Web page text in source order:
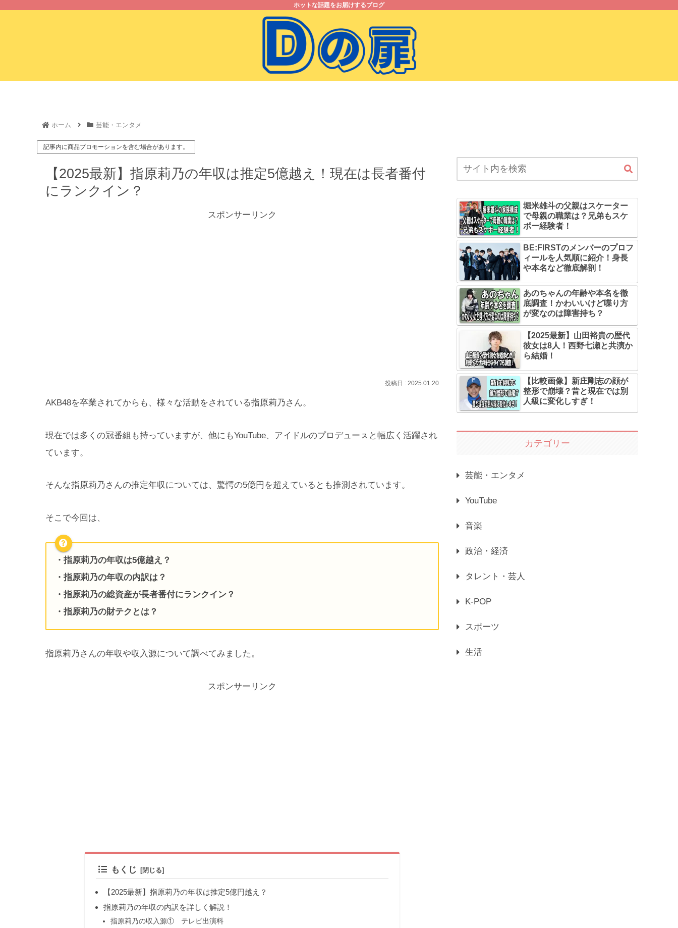
ホットな話題をお届けするブログ
ホーム 芸能・エンタメ
記事内に商品プロモーションを含む場合があります。
【2025最新】指原莉乃の年収は推定5億越え！現在は長者番付
にランクイン？
スポンサーリンク
2025.01.20
AKB48を卒業されてからも、様々な活動をされている指原莉乃さん。
現在では多くの冠番組も持っていますが、他にもYouTube、アイドルのプロデューㇲと幅広く活躍され
ています。
そんな指原莉乃さんの推定年収については、驚愕の5億円を超えているとも推測されています。
そこで今回は、
・指原莉乃の年収は5億越え？
・指原莉乃の年収の内訳は？
・指原莉乃の総資産が長者番付にランクイン？
・指原莉乃の財テクとは？
指原莉乃さんの年収や収入源について調べてみました。
スポンサーリンク
もくじ
【2025最新】指原莉乃の年収は推定5億円越え？
指原莉乃の年収の内訳を詳しく解説！
指原莉乃の収入源① テレビ出演料
堀米雄斗の父親はスケーター
で母親の職業は？兄弟もスケ
ボー経験者！
BE:FIRSTのメンバーのプロフ
ィールを人気順に紹介！身長
や本名など徹底解剖！
あのちゃんの年齢や本名を徹
底調査！かわいいけど喋り方
が変なのは障害持ち？
【2025最新】山田裕貴の歴代
彼女は8人！西野七瀬と共演か
ら結婚！
【比較画像】新庄剛志の顔が
整形で崩壊？昔と現在では別
人級に変化しすぎ！
カテゴリー
芸能・エンタメ
YouTube
音楽
政治・経済
タレント・芸人
K-POP
スポーツ
生活